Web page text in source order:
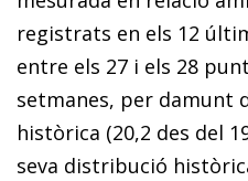
registrats en els 12
entre els 27 i els 28
setmanes, per damunt
històrica (20,2 des del
seva distribució